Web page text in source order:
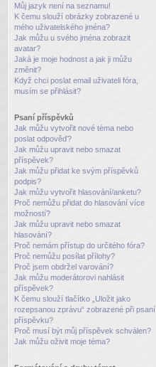
Můj jazyk není na seznamu!
K čemu slouží obrázky zobrazené u
mého uživatelského jména?
Jak můžu u svého jména zobrazit
avatar?
Jaká je moje hodnost a jak ji můžu
změnit?
Když chci poslat email uživateli fóra,
musím se přihlásit?
Psaní příspěvků
Jak můžu vytvořit nové téma nebo
poslat odpověď?
Jak můžu upravit nebo smazat
příspěvek?
Jak můžu přidat ke svým příspěvků
podpis?
Jak můžu vytvořit hlasování/anketu?
Proč nemůžu přidat do hlasování více
možností?
Jak můžu upravit nebo smazat
hlasování?
Proč nemám přístup do určitého fóra?
Proč nemůžu posílat přílohy?
Proč jsem obdržel varování?
Jak můžu moderátorovi nahlásit
příspěvek?
K čemu slouží tlačítko „Uložit jako
rozepsanou zprávu“ zobrazené při psaní
příspěvku?
Proč musí být můj příspěvek schválen?
Jak můžu oživit moje téma?